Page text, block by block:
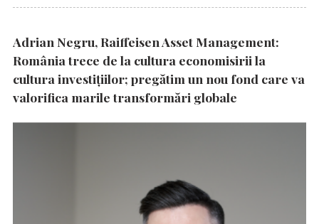
Adrian Negru, Raiffeisen Asset Management:
România trece de la cultura economisirii la
cultura investițiilor; pregătim un nou fond care va
valorifica marile transformări globale